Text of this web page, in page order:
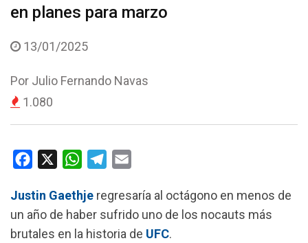
en planes para marzo
13/01/2025
Por Julio Fernando Navas
1.080
c
e
b
W
a
t
s
l
e
g
a
i
l
Justin Gaethje regresaría al octágono en menos de
un año de haber sufrido uno de los nocauts más
brutales en la historia de UFC.